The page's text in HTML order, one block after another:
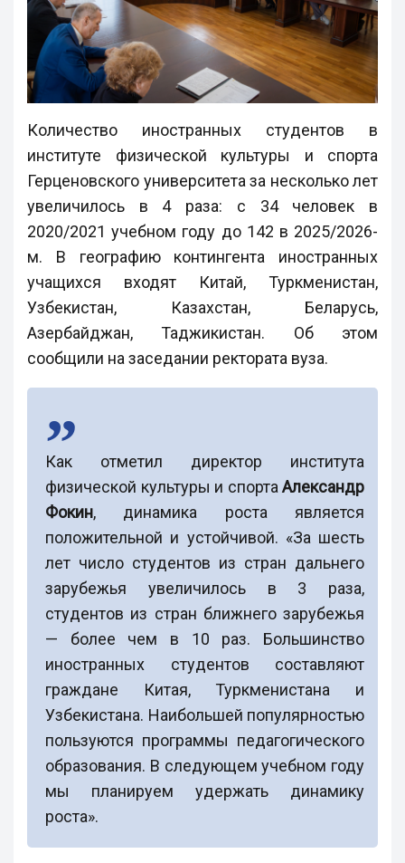
Количество иностранных студентов в
институте физической культуры и спорта
Герценовского университета за несколько лет
увеличилось в 4 раза: с 34 человек в
2020/2021 учебном году до 142 в 2025/2026-
м. В географию контингента иностранных
учащихся входят Китай, Туркменистан,
Узбекистан, Казахстан, Беларусь,
Азербайджан, Таджикистан. Об этом
сообщили на заседании ректората вуза.
Как отметил директор института
физической культуры и спорта Александр
Фокин, динамика роста является
положительной и устойчивой. «За шесть
лет число студентов из стран дальнего
зарубежья увеличилось в 3 раза,
студентов из стран ближнего зарубежья
— более чем в 10 раз. Большинство
иностранных студентов составляют
граждане Китая, Туркменистана и
Узбекистана. Наибольшей популярностью
пользуются программы педагогического
образования. В следующем учебном году
мы планируем удержать динамику
роста».